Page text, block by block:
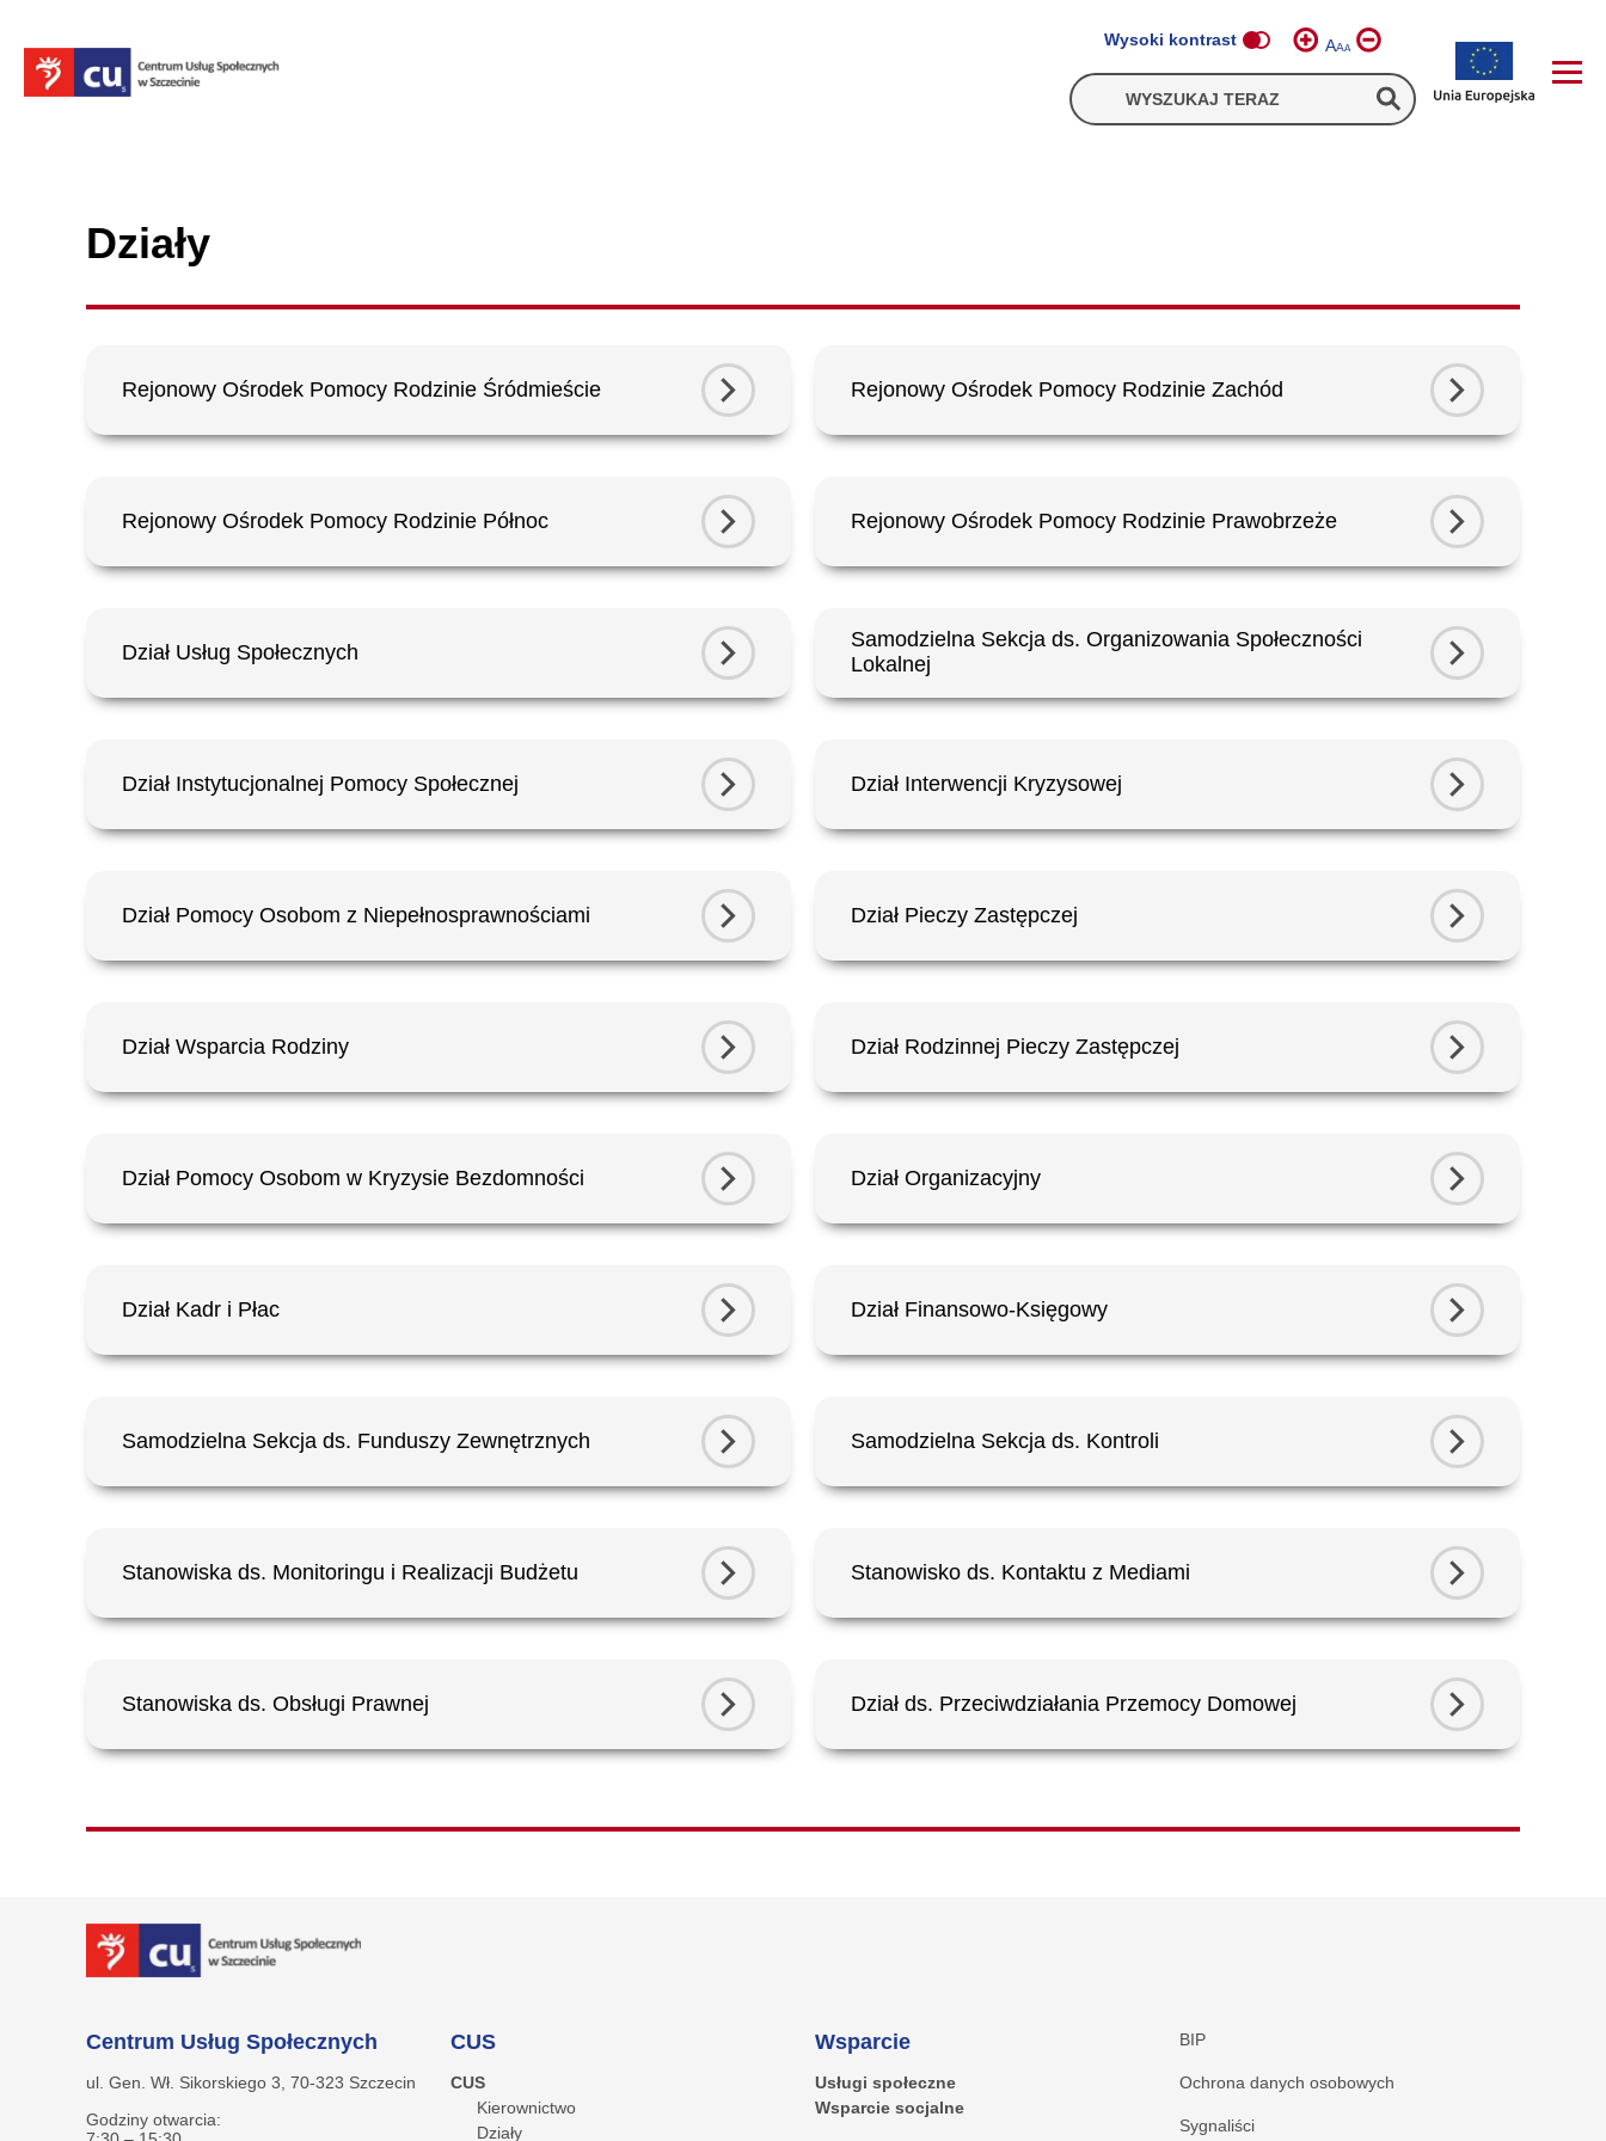
Wysoki kontrast AAA
Działy
Rejonowy Ośrodek Pomocy Rodzinie Śródmieście Rejonowy Ośrodek Pomocy Rodzinie Zachód
Rejonowy Ośrodek Pomocy Rodzinie Północ Rejonowy Ośrodek Pomocy Rodzinie Prawobrzeże
Dział Usług Społecznych
Samodzielna Sekcja ds. Organizowania Społeczności
Lokalnej
Dział Instytucjonalnej Pomocy Społecznej Dział Interwencji Kryzysowej
Dział Pomocy Osobom z Niepełnosprawnościami Dział Pieczy Zastępczej
Dział Wsparcia Rodziny Dział Rodzinnej Pieczy Zastępczej
Dział Pomocy Osobom w Kryzysie Bezdomności Dział Organizacyjny
Dział Kadr i Płac Dział Finansowo-Księgowy
Samodzielna Sekcja ds. Funduszy Zewnętrznych Samodzielna Sekcja ds. Kontroli
Stanowiska ds. Monitoringu i Realizacji Budżetu Stanowisko ds. Kontaktu z Mediami
Stanowiska ds. Obsługi Prawnej Dział ds. Przeciwdziałania Przemocy Domowej
Centrum Usług Społecznych
ul. Gen. Wł. Sikorskiego 3, 70-323 Szczecin
Godziny otwarcia:
CUS
CUS
Kierownictwo
Działy
Wsparcie
Usługi społeczne
Wsparcie socjalne
BIP
Ochrona danych osobowych
Sygnaliści